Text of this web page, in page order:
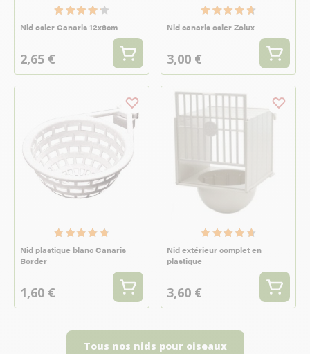
Nid osier Canaris 12x6cm
2,65 €
Nid canaris osier Zolux
3,00 €
Nid plastique blanc Canaris
Border
1,60 €
Nid extérieur complet en
plastique
3,60 €
Tous nos nids pour oiseaux